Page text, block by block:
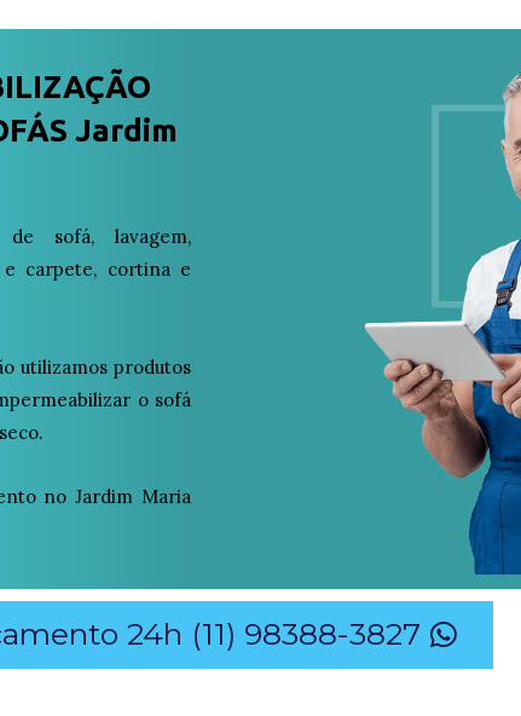
Jardim
sofá, lavagem,
e carpete, cortina e
utilizamos produtos
o sofá
no Jardim Maria
24h (11) 98388-3827